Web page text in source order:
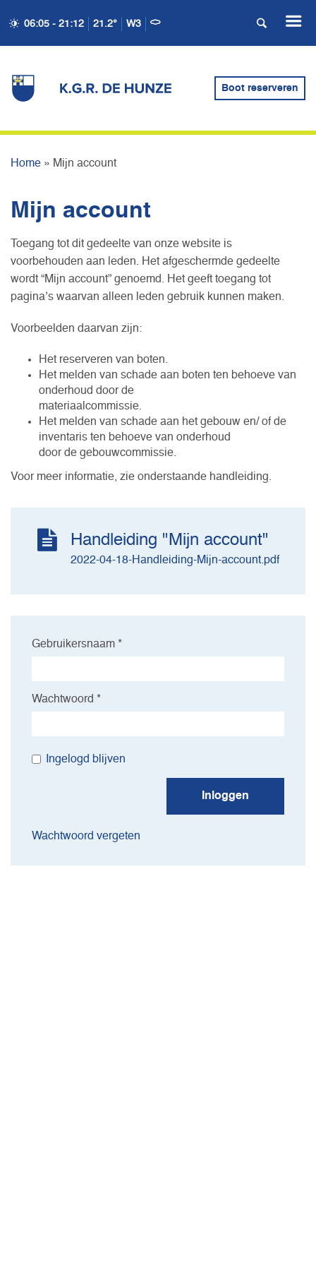
06:05 - 21:12 21.2° W3
Boot reserveren
Home » Mijn account
Mijn account
Toegang tot dit gedeelte van onze website is
voorbehouden aan leden. Het afgeschermde gedeelte
wordt “Mijn account” genoemd. Het geeft toegang tot
pagina’s waarvan alleen leden gebruik kunnen maken.
Voorbeelden daarvan zijn:
Het reserveren van boten.
Het melden van schade aan boten ten behoeve van
onderhoud door de
materiaalcommissie.
Het melden van schade aan het gebouw en/ of de
inventaris ten behoeve van onderhoud
door de gebouwcommissie.
Voor meer informatie, zie onderstaande handleiding.
Handleiding "Mijn account"
2022-04-18-Handleiding-Mijn-account.pdf
Gebruikersnaam *
Wachtwoord *
Ingelogd blijven
Inloggen
Wachtwoord vergeten